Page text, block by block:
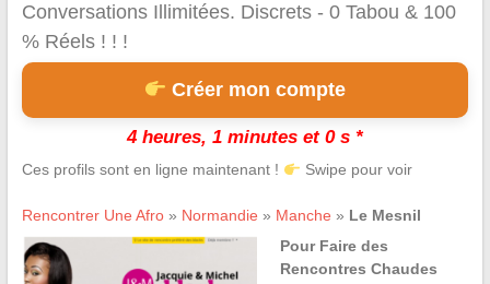
Conversations Illimitées. Discrets - 0 Tabou & 100
% Réels ! ! !
Créer mon compte
4 heures, 1 minutes et 0 s *
Ces profils sont en ligne maintenant ! Swipe pour voir
Rencontrer Une Afro» Normandie » Manche » Le Mesnil
Pour Faire des
Rencontres Chaudes